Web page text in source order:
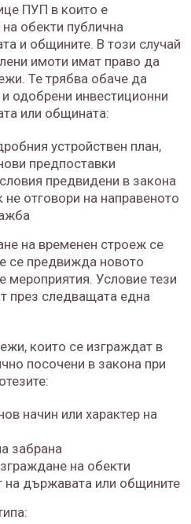
ПУП в които е
обекти публична
и общините. В този случай
имоти имат право да
Те трябва обаче да
одобрени инвестиционни
или общината:
устройствен план,
предпоставки
предвидени в закона
отговори на направеното
на временен строеж се
се предвижда новото
мероприятия. Условие тези
през следващата една
които се изграждат в
посочени в закона при
начин или характер на
забрана
на обекти
на държавата или общините